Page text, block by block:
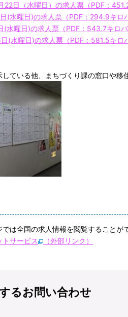
22日（水曜日）の求人票（PDF：
(水曜日)の求人票（PDF：294.9キロ
水曜日)の求人票（PDF：543.7キロバ
(水曜日)の求人票（PDF：581.5キロ
いる他、まちづくり課の窓口や移
は全国の求人情報を閲覧することが
サービス
（外部リンク）
るお問い合わせ